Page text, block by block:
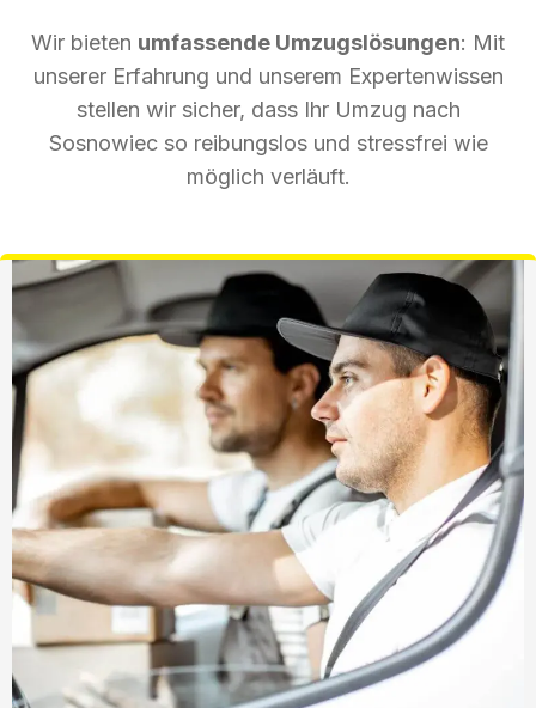
Wir bieten umfassende Umzugslösungen: Mit
unserer Erfahrung und unserem Expertenwissen
stellen wir sicher, dass Ihr Umzug nach
Sosnowiec so reibungslos und stressfrei wie
möglich verläuft.